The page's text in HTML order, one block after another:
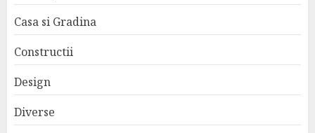
Casa si Gradina
Constructii
Design
Diverse